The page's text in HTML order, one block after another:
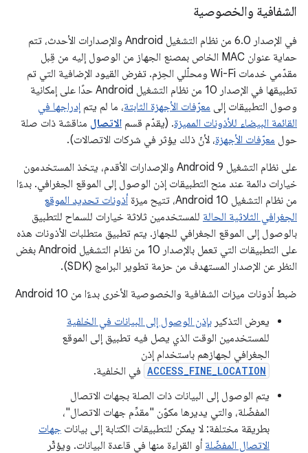
الشفافية والخصوصية
في الإصدار 6.0 من نظام التشغيل Android والإصدارات الأحدث، تتم
حماية عنوان MAC الخاص بمصنع الجهاز من الوصول إليه من قِبل
مقدّمي خدمات Wi-Fi ومحلّلي الحِزم. تفرض القيود الإضافية التي تم
تطبيقها في الإصدار 10 من نظام التشغيل Android حدًا على إمكانية
وصول التطبيقات إلى معرّفات الأجهزة الثابتة، ما لم يتم إدراجها في
القائمة البيضاء للأذونات المميزة. (يقدّم قسم الاتصال مناقشة ذات صلة
حول معرّفات الأجهزة، لأنّ ذلك يؤثر في شركات الاتصالات).
على نظام التشغيل Android 9 والإصدارات الأقدم، يتخذ المستخدمون
خيارات دائمة عند منح التطبيقات إذن الوصول إلى الموقع الجغرافي. بدءًا
من نظام التشغيل Android 10، تتيح ميزة
أذونات تحديد الموقع
الجغرافي الثلاثية الحالة للمستخدمين ثلاثة خيارات للسماح للتطبيق
بالوصول إلى الموقع الجغرافي للجهاز. يتم تطبيق متطلبات الأذونات هذه
على التطبيقات التي تعمل بالإصدار 10 من نظام التشغيل Android بغض
النظر عن الإصدار المستهدف من حزمة تطوير البرامج (SDK).
ضبط أذونات ميزات الشفافية والخصوصية الأخرى بدءًا من Android 10
يعرض التذكير بإذن الوصول إلى البيانات في الخلفية
للمستخدمين الوقت الذي يصل فيه تطبيق إلى الموقع
الجغرافي لجهازهم باستخدام إذن
ACCESS_FINE_LOCATION في الخلفية.
يتم الوصول إلى البيانات ذات الصلة بجهات الاتصال
المفضّلة، والتي يديرها مكوّن "مقدِّم جهات الاتصال"،
بطريقة مختلفة: لا يمكن للتطبيقات الكتابة إلى بيانات جهات
الاتصال المفضّلة أو القراءة منها في قاعدة البيانات. ويؤثّر